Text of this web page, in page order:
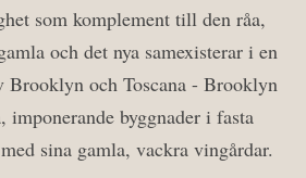
som komplement till den råa,
och det nya samexisterar i en
Brooklyn och Toscana - Brooklyn
imponerande byggnader i fasta
sina gamla, vackra vingårdar.